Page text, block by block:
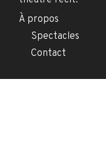
À propos
Spectacles
Contact